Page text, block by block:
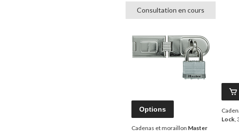
Consultation en cours
Options
Cadenas et moraillon Master
Lock